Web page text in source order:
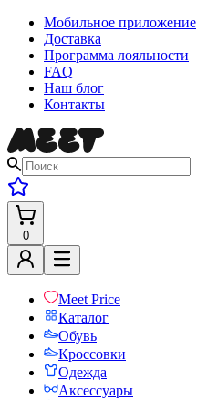
Мобильное приложение
Доставка
Программа лояльности
FAQ
Наш блог
Контакты
0
Meet Price
Каталог
Обувь
Кроссовки
Одежда
Аксессуары